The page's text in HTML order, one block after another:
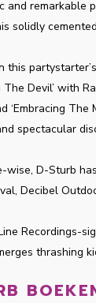
and remarkable
solidly
this
Devil’ with
‘Embracing
spectacular
wise, D-Sturb
Decibel
Recordings-
thrashing